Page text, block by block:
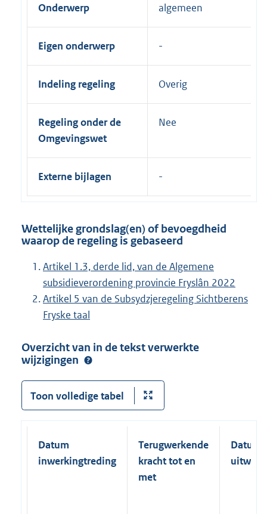
Onderwerp algemeen
Eigen onderwerp
Indeling regeling Overig
Regeling onder de
Omgevingswet
Nee
Externe bijlagen
Wettelijke grondslag(en) of bevoegdheid
waarop de regeling is gebaseerd
Artikel 1.3, derde lid, van de Algemene
subsidieverordening provincie Fryslân 2022
Artikel 5 van de Subsydzjeregeling Sichtberens
Fryske taal
Overzicht van in de tekst verwerkte
wijzigingen
Toon volledige tabel
Datum
inwerkingtreding
Terugwerkende
kracht tot en
met
Datum